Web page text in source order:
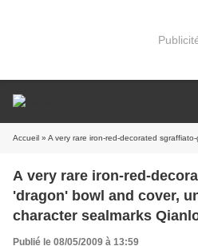
Accueil » A very rare iron-red-decorated sgraffiato-ground 'dragon' bowl
A very rare iron-red-
'dragon' bowl and cover,
character sealmarks
Publié le 08/05/2009 à 13:59